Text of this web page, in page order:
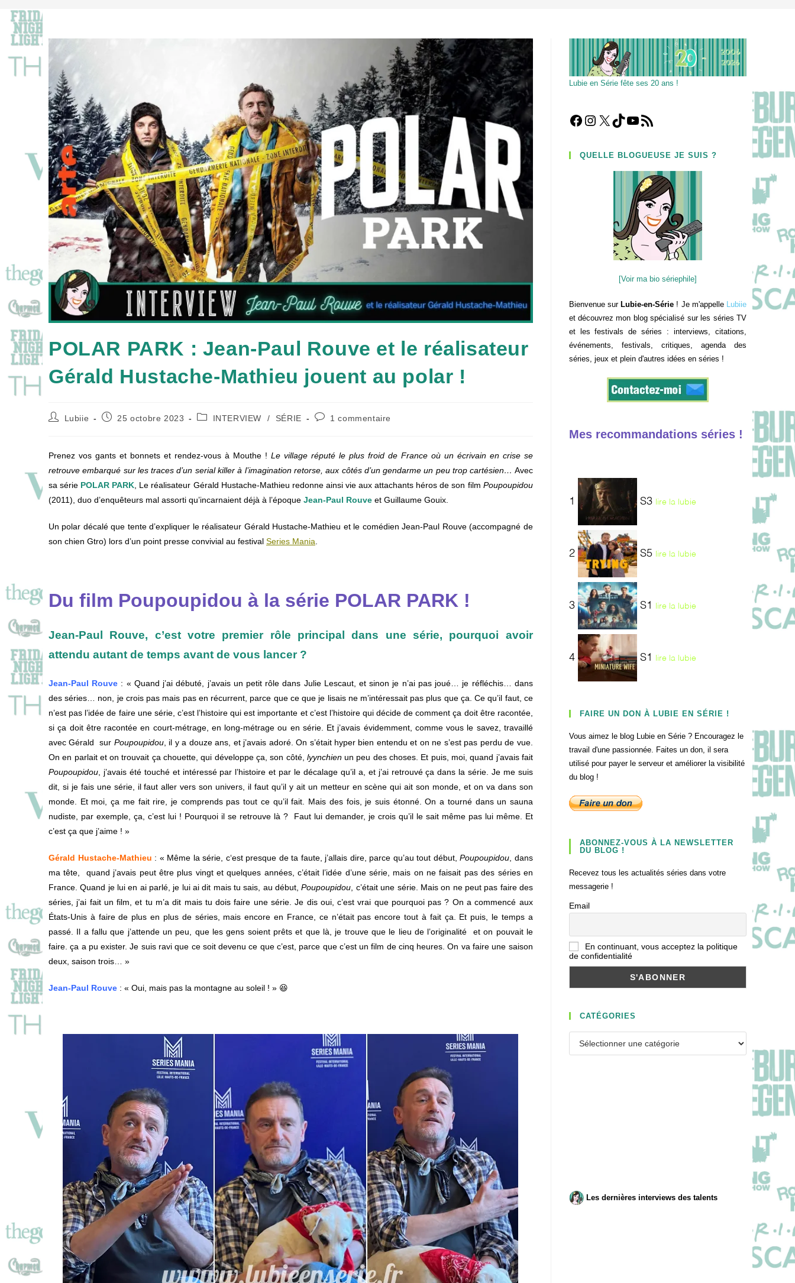
POLAR PARK : Jean-Paul Rouve et le réalisateur
Gérald Hustache-Mathieu jouent au polar !
Auteur/autrice
Lubiie
Publication
25 octobre 2023
PostINTERVIEW / SÉRIE
Commentaires
1 commentaire
Prenez vos gants et bonnets et rendez-vous à Mouthe ! Le village réputé le plus froid de France où un écrivain en crise se
retrouve embarqué sur les traces d’un serial killer à l’imagination retorse, aux côtés d’un gendarme un peu trop cartésien… Avec
sa série POLAR PARK , Le réalisateur Gérald Hustache-Mathieu redonne ainsi vie aux attachants héros de son film Poupoupidou
(2011), duo d’enquêteurs mal assorti qu’incarnaient déjà à l’époque Jean-Paul Rouve et Guillaume Gouix.
Un polar décalé que tente d’expliquer le réalisateur Gérald Hustache-Mathieu et le comédien Jean-Paul Rouve (accompagné de
son chien Gtro) lors d’un point presse convivial au festival Series Mania
Du film Poupoupidou à la série POLAR PARK !
Jean-Paul Rouve, c’est votre premier rôle principal dans une série, pourquoi avoir
attendu autant de temps avant de vous lancer ?
Jean-Paul Rouve : « Quand j’aidébuté, j’avais un petit rôledans Julie Lescaut,etsinon je n’ai pas joué… je réfléchis… dans
desséries… non, je crois pas mais pas en récurrent, parce que ceque je lisais ne m’intéressait pas plus que ça.Cequ’il faut, ce
n’est pas l’idéede faire une série, c’est l’histoirequiest importante et c’est l’histoire qui décidedecommentça doit être racontée,
siça doit être racontéeen court-métrage, en long-métrageou en série. Et j’avais évidemment, comme vous le savez, travaillé
avecGéraldsur Poupoupidou, il y a douzeans, et j’avais adoré.On s’était hyper bien entendu et on ne s’est pas perdude vue.
Onen parlait etontrouvait çachouette,qui développe ça,son côté, lyynchienun peu deschoses. Et puis, moi,quand j’avais fait
Poupoupidou j’avais été touché et intéressé par l’histoireet par le décalage qu’il a, et j’ai retrouvéçadans lasérie.Je me suis
dit, si je fais une série, ilfautaller verssonunivers, il faut qu’il y ait un metteur enscènequi ait son monde,et on va dans son
monde. Et moi,ça me fait rire, je comprends pastout ce qu’ilfait. Mais des fois, je suis étonné.Ona tourné dansun sauna
nudiste, par exemple, ça, c’est lui ! Pourquoi il se retrouve là ? Faut lui demander, je crois qu’il le sait même pas lui même. Et
c’est ça que j’aime ! »
Gérald Hustache-Mathieu : « Même lasérie, c‘est presque deta faute, j’allais dire, parce qu’autout début,Poupoupidou dans
matête, quand j’avais peutêtre plus vingt etquelques années,c’était l’idée d’unesérie, mais on ne faisait pasdes séries en
France.Quand je luien ai parlé, je lui aidit maistusais, audébut,Poupoupidou c’étaitune série. Maison ne peut pas faire des
séries, j’ai fait unfilm,et tu m’a dit mais tudoisfaire une série.Je dis oui,c’estvrai que pourquoi pas ? On acommencé aux
États-Unis à fairede plusen plus de séries, maisencoreen France, ce n’était pasencoretout à fait ça. Et puis, le temps a
passé. Il a falluque j’attende un peu, que lesgens soient prêtset que là, je trouve que le lieu de l’originalité eton pouvait le
faire.ça a puexister.Je suis ravique ce soitdevenu ce que c’est, parce que c’estunfilm de cinq heures .On vafaire une saison
deux, saison trois… »
Jean-Paul Rouve : « Oui, mais pas la montagne au soleil ! » 😆
Lubie en Série fête ses 20 ans !
Facebook
Instagram
X TikTokYouTube
Flux RSS
QUELLE BLOGUEUSE JE SUIS ?
[Voir ma bio sériephile]
Bienvenue sur Lubie-en-Série ! Je m'appelle Lubiie
et découvrez mon blog spécialisé sur les séries TV
et les festivals de séries : interviews, citations,
événements, festivals, critiques, agenda des
séries, jeux et plein d'autres idées en séries !
Mes recommandations séries !
1 S3 lire la lubie
2 S5 lire la lubie
3 S1 lire la lubie
4 S1 lire la lubie
FAIRE UN DON À LUBIE EN SÉRIE !
Vous aimez le blog Lubie en Série ? Encouragez le
travail d'une passionnée. Faites un don, il sera
utilisé pour payer le serveur et améliorer la visibilité
du blog !
ABONNEZ-VOUS À LA NEWSLETTER
DU BLOG !
Recevez tous les actualités séries dans votre
messagerie !
Email
En continuant, vous acceptez la politique
de confidentialité
CATÉGORIES
Les dernières interviews des talents